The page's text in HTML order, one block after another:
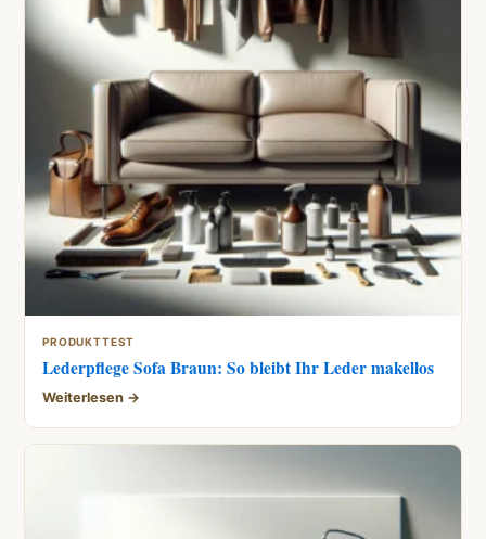
PRODUKTTEST
Lederpflege Sofa Braun: So bleibt Ihr Leder makellos
Weiterlesen →